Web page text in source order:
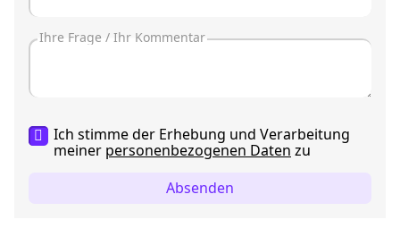
Ich stimme der Erhebung und Verarbeitung
meiner personenbezogenen Daten zu
Absenden